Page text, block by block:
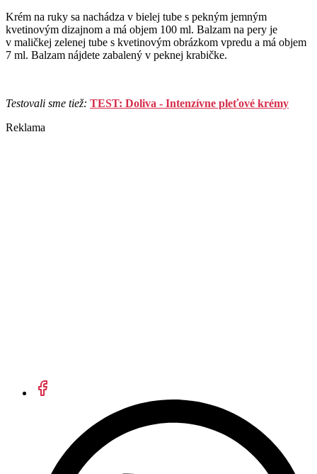
Krém na ruky sa nachádza v bielej tube s pekným jemným
kvetinovým dizajnom a má objem 100 ml. Balzam na pery je
v maličkej zelenej tube s kvetinovým obrázkom vpredu a má objem
7 ml. Balzam nájdete zabalený v peknej krabičke.
Testovali sme tiež: TEST: Doliva - Intenzívne pleťové krémy
Reklama